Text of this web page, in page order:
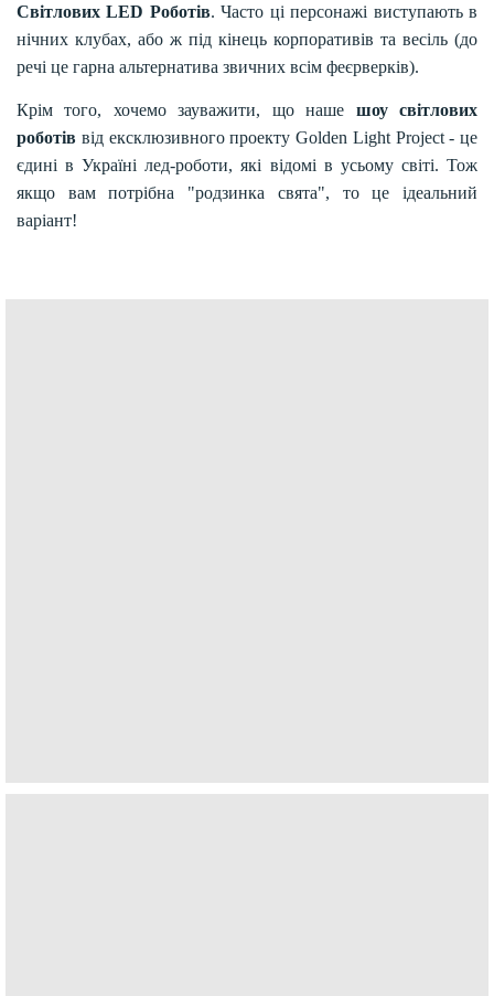
Світлових LED Роботів. Часто ці персонажі виступають в
нічних клубах, або ж під кінець корпоративів та весіль (до
речі це гарна альтернатива звичних всім феєрверків).
Крім того, хочемо зауважити, що наше шоу світлових
роботів від ексклюзивного проекту Golden Light Project - це
єдині в Україні лед-роботи, які відомі в усьому світі. Тож
якщо вам потрібна "родзинка свята", то це ідеальний
варіант!